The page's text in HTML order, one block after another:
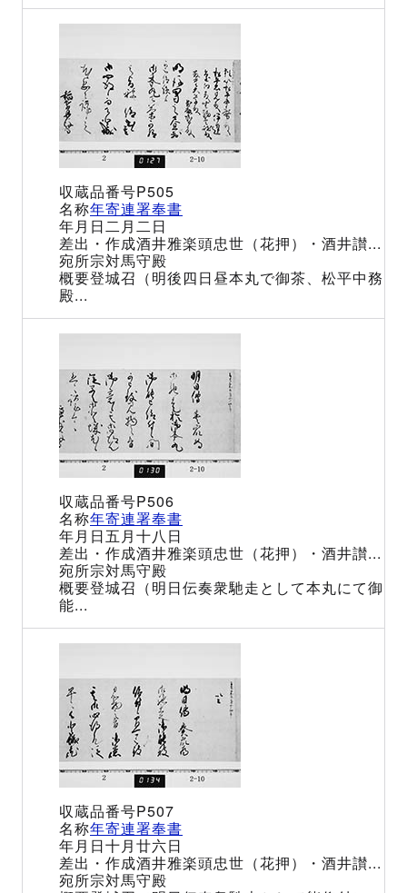
P505
年寄連署奉書
二月二日
酒井雅楽頭忠世（花押）・酒井讃...
宗対馬守殿
登城召（明後四日昼本丸で御茶、松平中務
殿...
P506
年寄連署奉書
五月十八日
酒井雅楽頭忠世（花押）・酒井讃...
宗対馬守殿
登城召（明日伝奏衆馳走として本丸にて御
能...
P507
年寄連署奉書
十月廿六日
酒井雅楽頭忠世（花押）・酒井讃...
宗対馬守殿